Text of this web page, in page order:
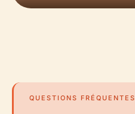
QUESTIONS FRÉQUENTES